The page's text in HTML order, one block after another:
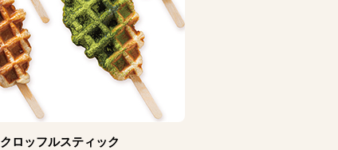
クロッフルスティック